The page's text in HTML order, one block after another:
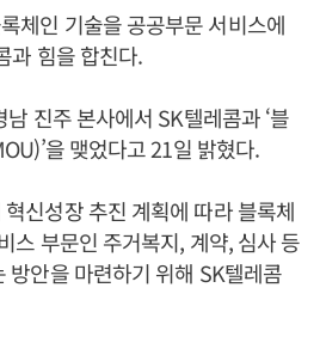
체인 기술을 공공부문 서비스에
과 힘을 합친다.
진주 본사에서 SK텔레콤과 ‘블
을 맺었다고 21일 밝혔다.
신성장 추진 계획에 따라 블록체
스 부문인 주거복지, 계약, 심사 등
방안을 마련하기 위해 SK텔레콤